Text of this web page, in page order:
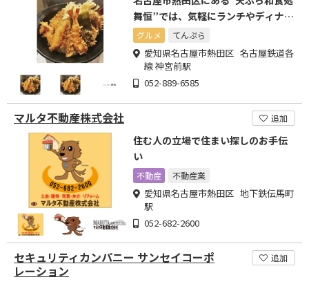
舞恒”では、気軽にランチやディナー
をお楽しみいただけます。
グルメ てんぷら
愛知県名古屋市熱田区 名古屋鉄道各
線 神宮前駅
052-889-6585
マルタ不動産株式会社 追加
住む人の立場で住まい探しのお手伝
い
不動産 不動産業
愛知県名古屋市熱田区 地下鉄伝馬町
駅
052-682-2600
セキュリティカンパニー サンセイコーポ
レーション
追加